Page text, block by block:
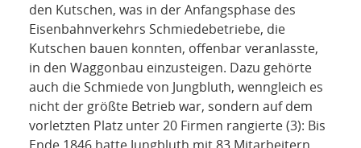
den Kutschen, was in der Anfangsphase des
Eisenbahnverkehrs Schmiedebetriebe, die
Kutschen bauen konnten, offenbar veranlasste,
in den Waggonbau einzusteigen. Dazu gehörte
auch die Schmiede von Jungbluth, wenngleich es
nicht der größte Betrieb war, sondern auf dem
vorletzten Platz unter 20 Firmen rangierte (3): Bis